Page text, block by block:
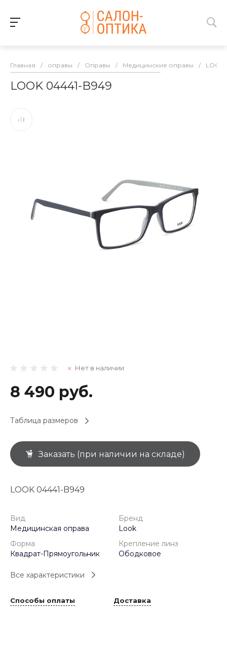
Главная / оправы / Оправы / Медицинские оправы / LOOK
LOOK 04441-B949
Нет в наличии
8 490 руб.
Таблица размеров
Заказать (при наличии на складе)
LOOK 04441-B949
Вид
Медицинская оправа
Бренд
Look
Форма
Квадрат-Прямоугольник
Крепление линз
Ободковое
Все характеристики
Способы оплаты Доставка